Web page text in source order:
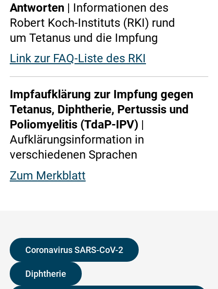
Antworten | Informationen des
Robert Koch-Instituts (RKI) rund
um Tetanus und die Impfung
Link zur FAQ-Liste des RKI
Impfaufklärung zur Impfung gegen
Tetanus, Diphtherie, Pertussis und
Poliomyelitis (TdaP-IPV) |
Aufklärungsinformation in
verschiedenen Sprachen
Zum Merkblatt
Coronavirus SARS-CoV-2
Diphtherie